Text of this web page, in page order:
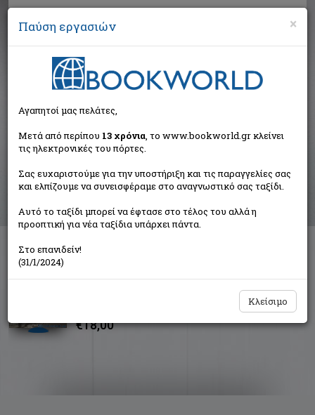
Αναζήτηση
Αποτελέσματα αναζήτησης
Συγγραφέας: Σαββανής Στάθης (1 βιβλία)
Ταξινόμηση ανά:
Όταν σωπαίνουν τα κύματα
€18,00
×
Παύση εργασιών
Αγαπητοί μας πελάτες,
Μετά από περίπου 13 χρόνια, το www.bookworld.gr κλείνει
τις ηλεκτρονικές του πόρτες.
Σας ευχαριστούμε για την υποστήριξη και τις παραγγελίες σας
και ελπίζουμε να συνεισφέραμε στο αναγνωστικό σας ταξίδι.
Αυτό το ταξίδι μπορεί να έφτασε στο τέλος του αλλά η
προοπτική για νέα ταξίδια υπάρχει πάντα.
Στο επανιδείν!
(31/1/2024)
Κλείσιμο